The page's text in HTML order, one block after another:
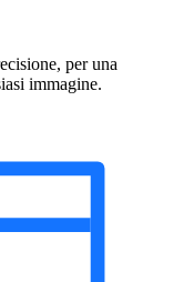
per una
immagine.